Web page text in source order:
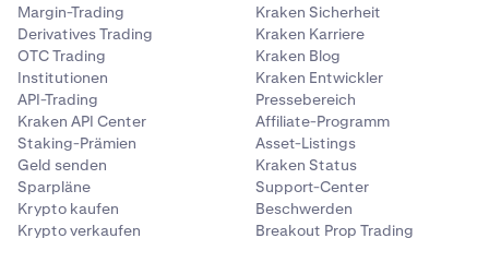
Margin-Trading
Derivatives Trading
OTC Trading
Institutionen
API-Trading
Kraken API Center
Staking-Prämien
Geld senden
Sparpläne
Krypto kaufen
Krypto verkaufen
Kraken Sicherheit
Kraken Karriere
Kraken Blog
Kraken Entwickler
Pressebereich
Affiliate-Programm
Asset-Listings
Kraken Status
Support-Center
Beschwerden
Breakout Prop Trading